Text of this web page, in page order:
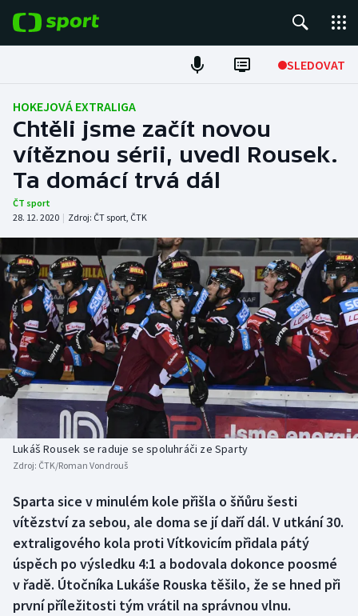
SLEDOVAT
Fotbal
Hokej
Tenis
Atletika
Cyklistika
DALŠÍ SPORTY
Americký fotbal
Baseball a softbal
Basketbal
Biatlon
Box
Curling
Dostihy
NEPŘEHLÉDNĚTE
Soutěže
Historické návraty
Aplikace ČT sport
HOKEJOVÁ EXTRALIGA
Chtěli jsme začít novou
vítěznou sérii, uvedl Rousek.
Ta domácí trvá dál
ČT sport
28. 12. 2020 | Zdroj: ČT sport, ČTK
Lukáš Rousek se raduje se spoluhráči ze Sparty
Zdroj: ČTK/Roman Vondrouš
Sparta sice v minulém kole přišla o šňůru šesti
vítězství za sebou, ale doma se jí daří dál. V utkání 30.
extraligového kola proti Vítkovicím přidala pátý
úspěch po výsledku 4:1 a bodovala dokonce poosmé
v řadě. Útočníka Lukáše Rouska těšilo, že se hned při
první příležitosti tým vrátil na správnou vlnu.